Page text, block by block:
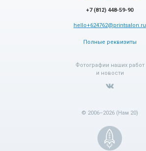
+7 (812) 448-59-90
hello+624762@printsalon.ru
Полные реквизиты
Фотографии наших работ
и новости
© 2006–2026 (Нам 20)